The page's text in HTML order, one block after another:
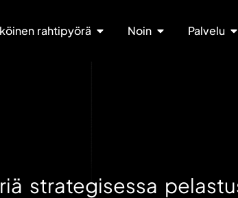
rahtipyörä Noin Palvelu
strategisessa